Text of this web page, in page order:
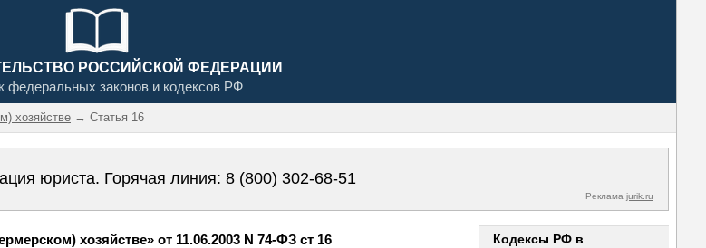
РОССИЙСКОЙ ФЕДЕРАЦИИ
федеральных законов и кодексов РФ
хозяйстве → Статья 16
юриста. Горячая линия: 8 (800) 302-68-51
Реклама jurik.ru
хозяйстве» от 11.06.2003 N 74-ФЗ ст 16
Кодексы РФ в